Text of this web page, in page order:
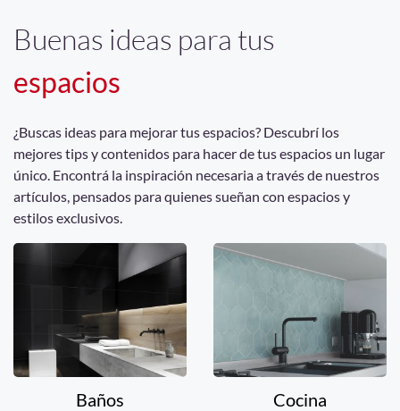
Buenas ideas para tus
espacios
¿Buscas ideas para mejorar tus espacios? Descubrí los
mejores tips y contenidos para hacer de tus espacios un lugar
único. Encontrá la inspiración necesaria a través de nuestros
artículos, pensados para quienes sueñan con espacios y
estilos exclusivos.
Baños Cocina